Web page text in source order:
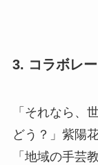
3. コラボレ
「それなら、
どう？」紫陽
「地域の手芸